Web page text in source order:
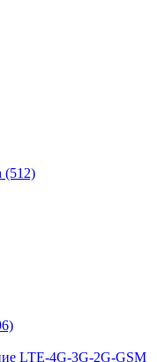
(512)
LTE-4G-3G-2G-GSM